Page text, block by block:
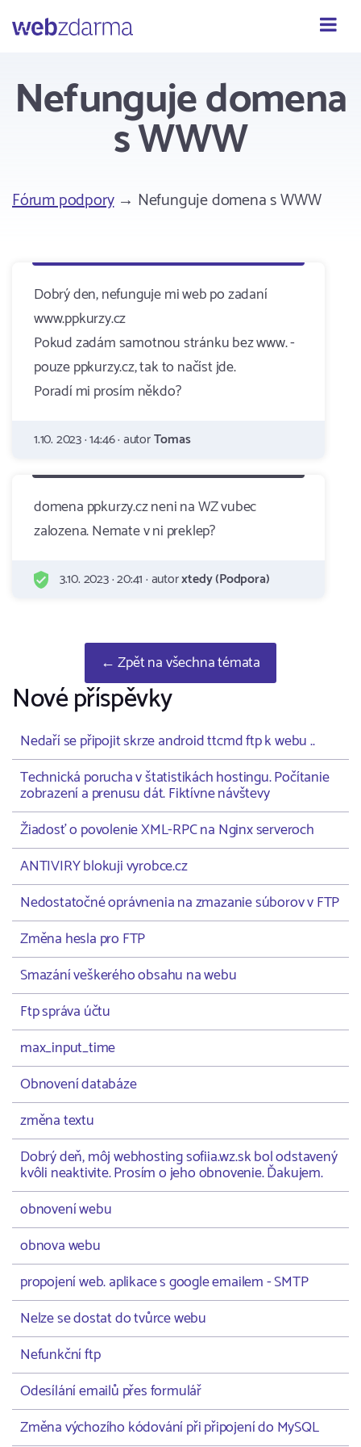
Webzdarma
Nefunguje domena
s WWW
Fórum podpory→ Nefunguje domena s WWW
Dobrý den, nefunguje mi web po zadaní
www.ppkurzy.cz
Pokud zadám samotnou stránku bez www. -
pouze ppkurzy.cz, tak to načíst jde.
Poradí mi prosím někdo?
1.10. 2023 · 14:46 · autorTomas
domena ppkurzy.cz neni na WZ vubec
zalozena. Nemate v ni preklep?
3.10. 2023 · 20:41 · autorxtedy (Podpora)
← Zpět na všechna témata
Nové příspěvky
Nedaří se připojit skrze android ttcmd ftp k webu ..
Technická porucha v štatistikách hostingu. Počítanie
zobrazení a prenusu dát. Fiktívne návštevy
Žiadosť o povolenie XML-RPC na Nginx serveroch
ANTIVIRY blokuji vyrobce.cz
Nedostatočné oprávnenia na zmazanie súborov v FTP
Změna hesla pro FTP
Smazání veškerého obsahu na webu
Ftp správa účtu
max_input_time
Obnovení databáze
změna textu
Dobrý deň, môj webhosting sofiia.wz.sk bol odstavený
kvôli neaktivite. Prosím o jeho obnovenie. Ďakujem.
obnovení webu
obnova webu
propojení web. aplikace s google emailem - SMTP
Nelze se dostat do tvůrce webu
Nefunkční ftp
Odesílání emailů přes formulář
Změna výchozího kódování při připojení do MySQL